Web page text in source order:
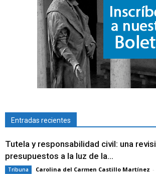
Entradas recientes
Tutela y responsabilidad civil: una
presupuestos a la luz de la...
Tribuna Carolina del Carmen Castillo Martínez -